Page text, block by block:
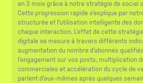
en 3 mois grâce à notre stratégie de social
Cette progression rapide s'explique par
structurée et l'utilisation intelligente des
chaque interaction. L'effet de cette
digitale se mesure à travers différents
augmentation du nombre d'abonnés
l'engagement sur vos posts, multiplication
commerciales et accélération du cycle de
parlent d'eux-mêmes après quelques